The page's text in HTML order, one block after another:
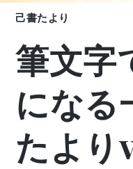
己書たより
筆文字
になる
たより